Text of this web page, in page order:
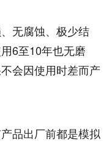
无腐蚀、极少结
6至10年也无磨
会因使用时差而产
品出厂前都是模拟